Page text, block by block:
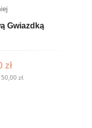
Gwiazdką
zł
50,00zł.